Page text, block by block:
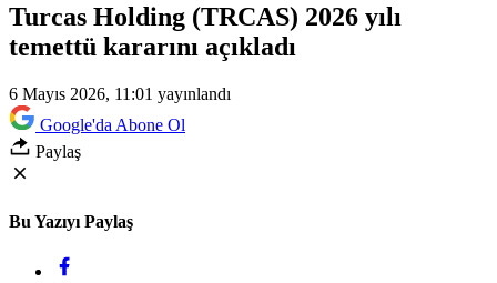
Turcas Holding (TRCAS) 2026 yılı
temettü kararını açıkladı
6 Mayıs 2026, 11:01 yayınlandı
Google'da Abone Ol
Paylaş
Bu Yazıyı Paylaş